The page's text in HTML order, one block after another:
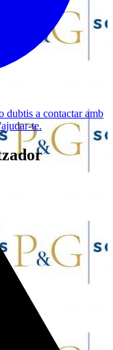
dubtis a contactar amb
te.